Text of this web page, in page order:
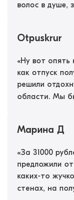
волос в душе,
Otpuskrur
«Ну вот опять
как отпуск
решили
области. Мы
Марина Д
«За 31000
предложили
каких-то
стенах, на